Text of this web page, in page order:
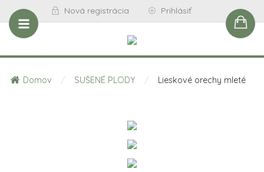
Nová registrácia Prihlásiť
Domov / SUŠENÉ PLODY / Lieskové orechy mleté